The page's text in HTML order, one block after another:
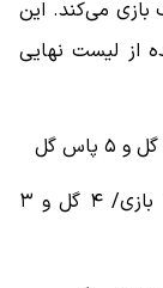
می‌کند. این
از لیست نهایی
محمدجواد حسین‌نژاد (دیناموی روسیه): ۳۸ بازی/ ۴ گل و ۳